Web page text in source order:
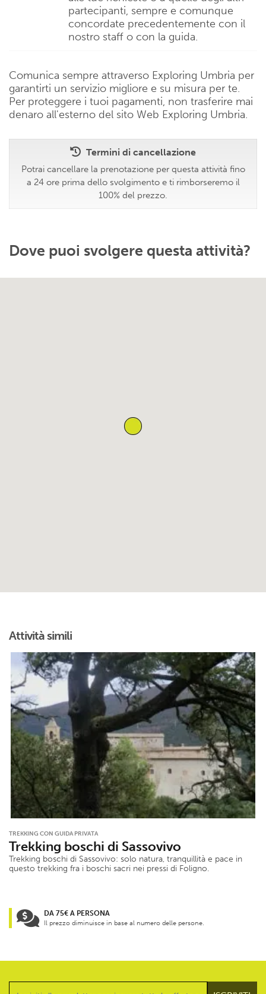
partecipanti, sempre e comunque
concordate precedentemente con il
nostro staff o con la guida.
Comunica sempre attraverso Exploring Umbria per
garantirti un servizio migliore e su misura per te.
Per proteggere i tuoi pagamenti, non trasferire mai
denaro all'esterno del sito Web Exploring Umbria.
Termini di cancellazione
Potrai cancellare la prenotazione per questa attività fino
a 24 ore prima dello svolgimento e ti rimborseremo il
100% del prezzo.
Dove puoi svolgere questa attività?
Attività simili
TREKKING CON GUIDA PRIVATA
Trekking boschi di Sassovivo
Trekking boschi di Sassovivo: solo natura, tranquillità e pace in
questo trekking fra i boschi sacri nei pressi di Foligno.
DA 75€ A PERSONA
Il prezzo diminuisce in base al numero delle persone.